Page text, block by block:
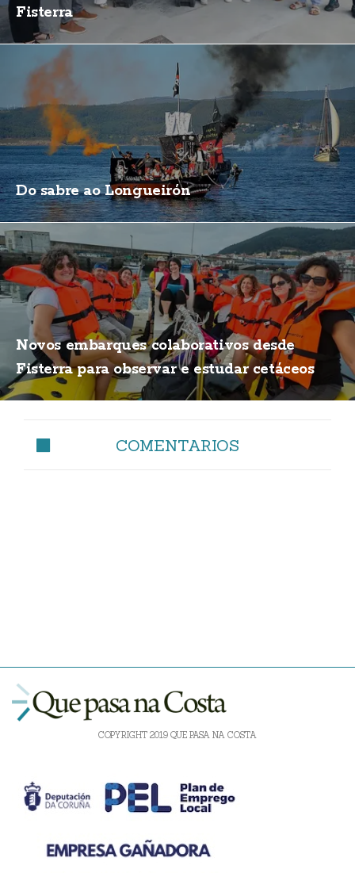
Fisterra
Do sabre ao Longueirón
Novos embarques colaborativos desde
Fisterra para observar e estudar cetáceos
COMENTARIOS
COPYRIGHT 2019 QUE PASA NA COSTA